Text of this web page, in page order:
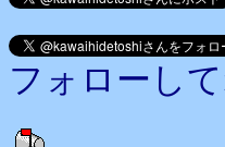
フォローし